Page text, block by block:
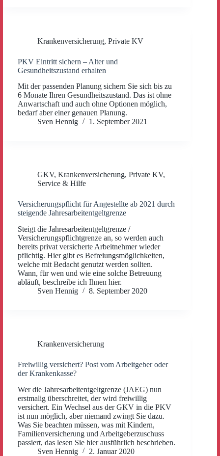
Krankenversicherung, Private KV
PKV Eintritt sichern – Alter und
Gesundheitszustand erhalten
Mit der passenden Planung sichern Sie sich bis zu
6 Monate Ihren Gesundheitszustand. Das ist ohne
Anwartschaft und auch ohne Optionen möglich,
bedarf aber einer genauen Planung.
Sven Hennig
1. September 2021
GKV, Krankenversicherung, Private KV,
Service & Hilfe
Versicherungspflicht für Angestellte ab 2021 durch
steigende Jahresarbeitentgeltgrenze
Steigt die Jahresarbeitentgeltgrenze /
Versicherungspflichtgrenze an, so werden auch
bereits privat versicherte Arbeitnehmer wieder
pflichtig. Hier gibt es Befreiungsmöglichkeiten,
welche mit Bedacht genutzt werden sollten.
Wann, für wen und wie eine solche Betreuung
abläuft, beschreibe ich Ihnen hier.
Sven Hennig
8. September 2020
Krankenversicherung
Freiwillig versichert? Post vom Arbeitgeber oder
der Krankenkasse?
Wer die Jahresarbeitentgeltgrenze (JAEG) nun
erstmalig überschreitet, der wird freiwillig
versichert. Ein Wechsel aus der GKV in die PKV
ist nun möglich, aber niemand zwingt Sie dazu.
Was Sie beachten müssen, was mit Kindern,
Familienversicherung und Arbeitgeberzuschuss
passiert, das lesen Sie hier ausführlich beschrieben.
Sven Hennig
2. Januar 2020